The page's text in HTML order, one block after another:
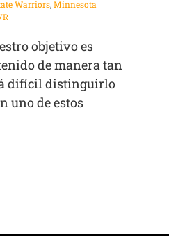
Warriors,Minnesota
objetivo es
de manera tan
difícil distinguirlo
uno de estos